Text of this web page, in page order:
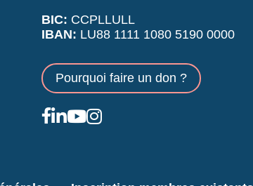
BIC: CCPLLULL
IBAN: LU88 1111 1080 5190 0000
Pourquoi faire un don ?